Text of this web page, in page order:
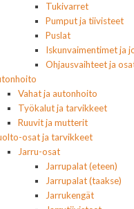
Tukivarret
Pumput ja tiivisteet
Puslat
Iskunvaimentimet ja
Ohjausvaihteet ja
Vahat ja autonhoito
Työkalut ja tarvikkeet
Ruuvit ja mutterit
osat ja tarvikkeet
Jarru-osat
Jarrupalat (eteen)
Jarrupalat (taakse)
Jarrukengät